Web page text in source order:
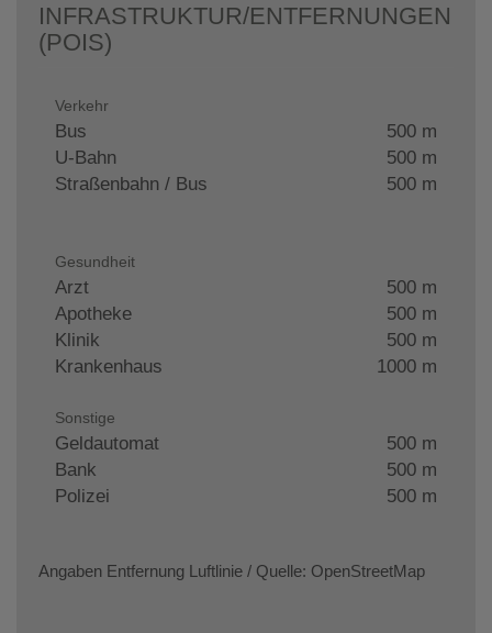
INFRASTRUKTUR/ENTFERNUNGEN
(POIS)
Verkehr
Bus
500 m
U-Bahn
500 m
Straßenbahn / Bus
500 m
Gesundheit
Arzt
500 m
Apotheke
500 m
Klinik
500 m
Krankenhaus
1000 m
Sonstige
Geldautomat
500 m
Bank
500 m
Polizei
500 m
Angaben Entfernung Luftlinie / Quelle: OpenStreetMap